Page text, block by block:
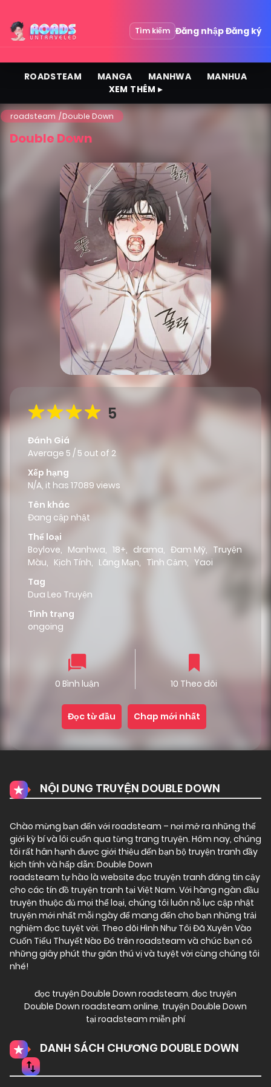
Tìm kiếm Đăng nhậpĐăng ký
ROADSTEAM MANGA MANHWA
MANHUA
XEM THÊM ▸
roadsteam Double Down
Double Down
5
Đánh Giá
Average 5 / 5 out of 2
Xếp hạng
N/A, it has 17089 views
Tên khác
Đang cập nhật
Thể loại
Boylove, Manhwa, 18+, drama, Đam Mỹ, Truyện
Màu, Kịch Tính, Lãng Mạn, Tình Cảm, Yaoi
Tag
Dưa Leo Truyện
Tình trạng
ongoing
0 Bình luận 10 Theo dõi
Đọc từ đầu Chap mới nhất
NỘI DUNG TRUYỆN DOUBLE DOWN
Chào mừng bạn đến với roadsteam – nơi mở ra những thế
giới kỳ bí và lôi cuốn qua từng trang truyện. Hôm nay, chúng
tôi rất hân hạnh được giới thiệu đến bạn bộ truyện tranh đầy
kịch tính và hấp dẫn: Double Down
roadsteam tự hào là website đọc truyện tranh đáng tin cậy
cho các tín đồ truyện tranh tại Việt Nam. Với hàng ngàn đầu
truyện thuộc đủ mọi thể loại, chúng tôi luôn nỗ lực cập nhật
truyện mới nhất mỗi ngày để mang đến cho bạn những trải
nghiệm đọc tuyệt vời. Theo dõi Hình Như Tôi Đã Xuyên Vào
Cuốn Tiểu Thuyết Nào Đó trên roadsteam và chúc bạn có
những giây phút thư giãn thú vị và tuyệt vời cùng chúng tôi
nhé!
đọc truyện Double Down roadsteam, đọc truyện
Double Down roadsteam online, truyện Double Down
tại roadsteam miễn phí
DANH SÁCH CHƯƠNG DOUBLE DOWN